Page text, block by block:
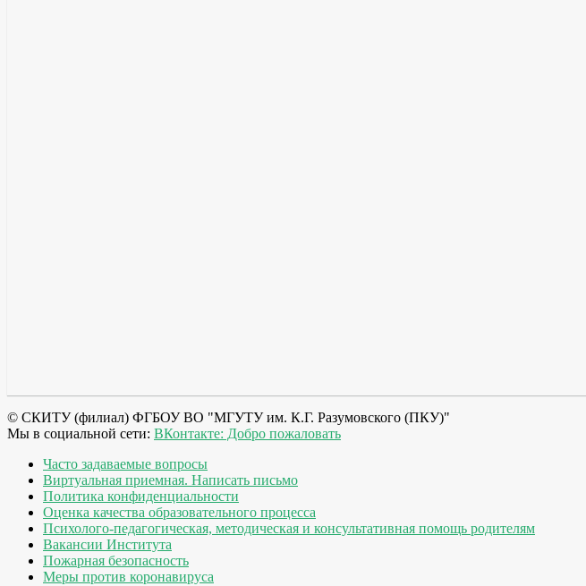
© СКИТУ (филиал) ФГБОУ ВО "МГУТУ им. К.Г. Разумовского (ПКУ)"
Мы в социальной сети: ВКонтакте: Добро пожаловать
Часто задаваемые вопросы
Виртуальная приемная. Написать письмо
Политика конфиденциальности
Оценка качества образовательного процесса
Психолого-педагогическая, методическая и консультативная помощь родителям
Вакансии Института
Пожарная безопасность
Меры против коронавируса